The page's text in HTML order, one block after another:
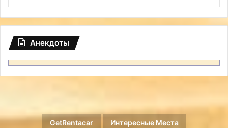
Анекдоты
GetRentacar Интересные Места